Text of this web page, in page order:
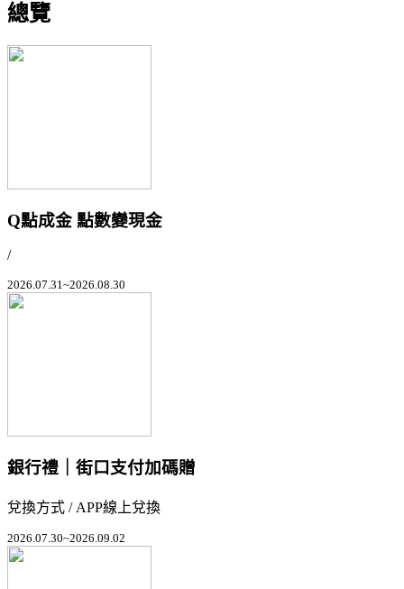
總覽
Q點成金 點數變現金
/
2026.07.31~2026.08.30
銀行禮｜街口支付加碼贈
兌換方式 / APP線上兌換
2026.07.30~2026.09.02